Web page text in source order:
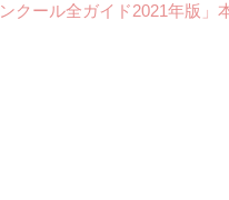
クール全ガイド2021年版」